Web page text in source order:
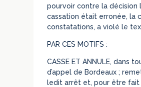
pourvoir contre la décision
cassation était erronée, la
constatations, a violé le
PAR CES MOTIFS :
CASSE ET ANNULE, dans
d’appel de Bordeaux ;
ledit arrêt et, pour être fait